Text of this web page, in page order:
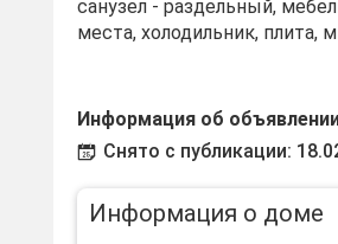
санузел - раздельный,
места, холодильник, плита,
Информация об
Снято с публикации:
Информация о доме